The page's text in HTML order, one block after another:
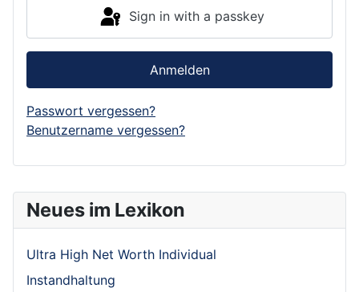
Neues im Lexikon
Ultra High Net Worth Individual
Instandhaltung
Sign in with a passkey
Anmelden
Passwort vergessen?
Benutzername vergessen?